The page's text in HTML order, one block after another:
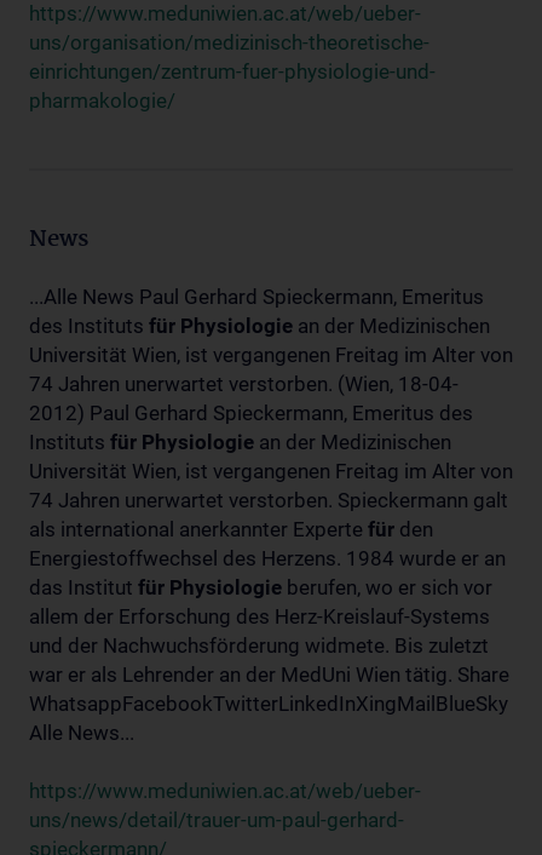
https://www.meduniwien.ac.at/web/ueber-
uns/organisation/medizinisch-theoretische-
einrichtungen/zentrum-fuer-physiologie-und-
pharmakologie/
News
...Alle News Paul Gerhard Spieckermann, Emeritus
des Instituts für Physiologie an der Medizinischen
Universität Wien, ist vergangenen Freitag im Alter von
74 Jahren unerwartet verstorben. (Wien, 18-04-
2012) Paul Gerhard Spieckermann, Emeritus des
Instituts für Physiologie an der Medizinischen
Universität Wien, ist vergangenen Freitag im Alter von
74 Jahren unerwartet verstorben. Spieckermann galt
als international anerkannter Experte für den
Energiestoffwechsel des Herzens. 1984 wurde er an
das Institut für Physiologie berufen, wo er sich vor
allem der Erforschung des Herz-Kreislauf-Systems
und der Nachwuchsförderung widmete. Bis zuletzt
war er als Lehrender an der MedUni Wien tätig. Share
WhatsappFacebookTwitterLinkedInXingMailBlueSky
Alle News...
https://www.meduniwien.ac.at/web/ueber-
uns/news/detail/trauer-um-paul-gerhard-
spieckermann/